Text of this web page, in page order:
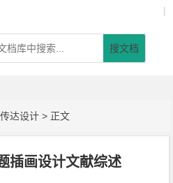
|
搜文档
达设计 > 正文
插画设计文献综述